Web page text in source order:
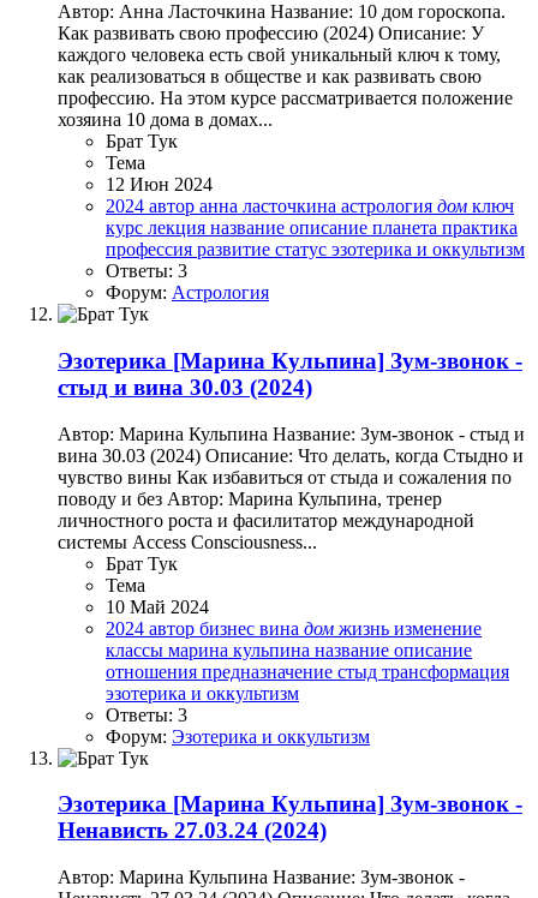
Автор: Анна Ласточкина Название: 10 дом гороскопа.
Как развивать свою профессию (2024) Описание: У
каждого человека есть свой уникальный ключ к тому,
как реализоваться в обществе и как развивать свою
профессию. На этом курсе рассматривается положение
хозяина 10 дома в домах...
Брат Тук
Тема
12 Июн 2024
2024 автор анна ласточкина астрология дом ключ
курс лекция название описание планета практика
профессия развитие статус эзотерика и оккультизм
Ответы: 3
Форум: Астрология
Эзотерика [Марина Кульпина] Зум-звонок -
стыд и вина 30.03 (2024)
Автор: Марина Кульпина Название: Зум-звонок - стыд и
вина 30.03 (2024) Описание: Что делать, когда Стыдно и
чувство вины Как избавиться от стыда и сожаления по
поводу и без Автор: Марина Кульпина, тренер
личностного роста и фасилитатор международной
системы Access Consciousness...
Брат Тук
Тема
10 Май 2024
2024 автор бизнес вина дом жизнь изменение
классы марина кульпина название описание
отношения предназначение стыд трансформация
эзотерика и оккультизм
Ответы: 3
Форум: Эзотерика и оккультизм
Эзотерика [Марина Кульпина] Зум-звонок -
Ненависть 27.03.24 (2024)
Автор: Марина Кульпина Название: Зум-звонок -